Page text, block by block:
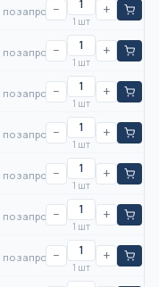
по запросу−
1 шт
+
по запросу−
1 шт
+
по запросу−
1 шт
+
по запросу−
1 шт
+
по запросу−
1 шт
+
по запросу−
1 шт
+
по запросу−
1 шт
+